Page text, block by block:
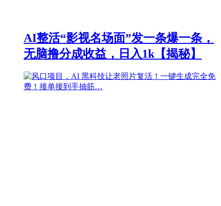
AI整活“影视名场面”发一条爆一条，
无脑撸分成收益，日入1k【揭秘】